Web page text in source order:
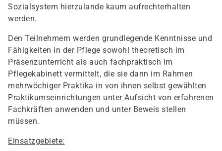
Sozialsystem hierzulande kaum aufrechterhalten
werden.
Den Teilnehmern werden grundlegende Kenntnisse und
Fähigkeiten in der Pflege sowohl theoretisch im
Präsenzunterricht als auch fachpraktisch im
Pflegekabinett vermittelt, die sie dann im Rahmen
mehrwöchiger Praktika in von ihnen selbst gewählten
Praktikumseinrichtungen unter Aufsicht von erfahrenen
Fachkräften anwenden und unter Beweis stellen
müssen.
Einsatzgebiete: